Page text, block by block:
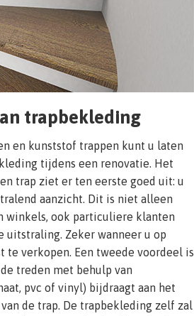
trapbekleding
en kunststof trappen kunt u laten
tijdens een renovatie. Het
trap ziet er ten eerste goed uit: u
aanzicht. Dit is niet alleen
winkels, ook particuliere klanten
uitstraling. Zeker wanneer u op
te verkopen. Een tweede voordeel is
treden met behulp van
pvc of vinyl) bijdraagt aan het
de trap. De trapbekleding zelf zal